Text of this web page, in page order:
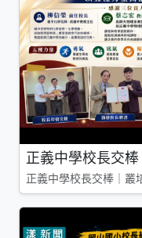
正義中學校長交棒
正義中學校長交棒｜叢